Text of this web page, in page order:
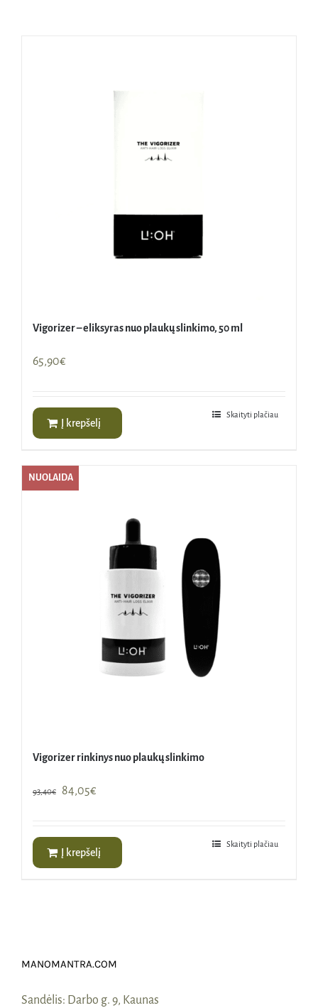
Vigorizer – eliksyras nuo plaukų slinkimo, 50 ml
65,90€
Į krepšelį
Skaityti plačiau
NUOLAIDA
Vigorizer rinkinys nuo plaukų slinkimo
93,40€
Original
84,05€
84,05€.
Į krepšelį
Skaityti plačiau
MANOMANTRA.COM
Sandėlis: Darbo g. 9, Kaunas